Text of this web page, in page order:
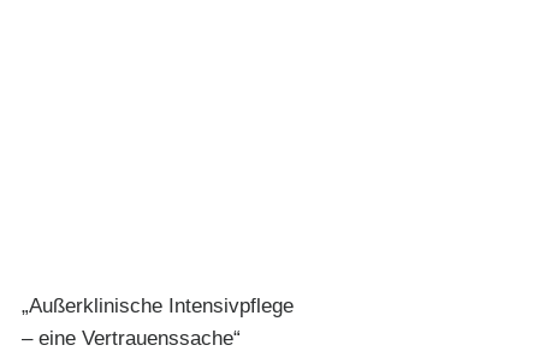
„Außerklinische Intensivpflege
– eine Vertrauenssache“